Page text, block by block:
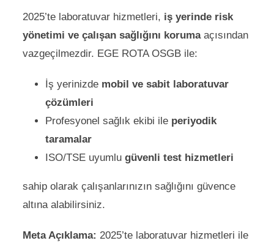
2025’te laboratuvar hizmetleri, iş yerinde risk
yönetimi ve çalışan sağlığını korumaaçısından
vazgeçilmezdir. EGE ROTA OSGB ile:
İş yerinizde mobil ve sabit laboratuvar
çözümleri
Profesyonel sağlık ekibi ile periyodik
taramalar
ISO/TSE uyumlu güvenli test hizmetleri
sahip olarak çalışanlarınızın sağlığını güvence
altına alabilirsiniz.
Meta Açıklama: 2025’te laboratuvar hizmetleri ile